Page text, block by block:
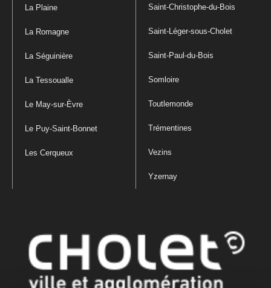
La Plaine
La Romagne
La Séguinière
La Tessoualle
Le May-sur-Èvre
Le Puy-Saint-Bonnet
Les Cerqueux
Saint-Christophe-du-Bois
Saint-Léger-sous-Cholet
Saint-Paul-du-Bois
Somloire
Toutlemonde
Trémentines
Vezins
Yzernay